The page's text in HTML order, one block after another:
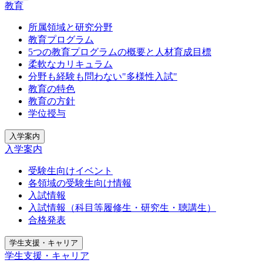
教育
所属領域と研究分野
教育プログラム
5つの教育プログラムの概要と人材育成目標
柔軟なカリキュラム
分野も経験も問わない"多様性入試"
教育の特色
教育の方針
学位授与
入学案内
入学案内
受験生向けイベント
各領域の受験生向け情報
入試情報
入試情報（科目等履修生・研究生・聴講生）
合格発表
学生支援・キャリア
学生支援・キャリア